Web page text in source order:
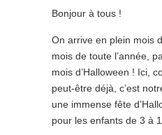
Bonjour à tous !
On arrive en plein mois
mois de toute l’année,
mois d’Halloween ! Ici,
peut-être déjà, c’est
une immense fête
pour les enfants de 3 à